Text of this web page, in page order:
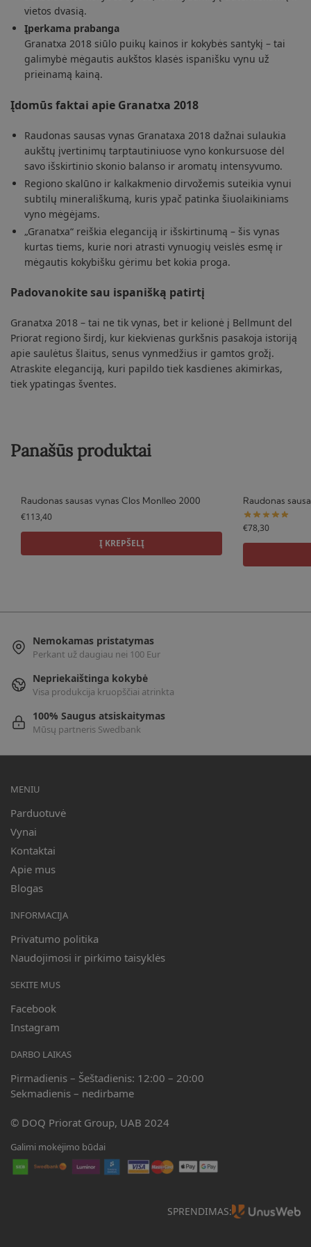
vietos dvasią.
Įperkama prabanga
Granatxa 2018 siūlo puikų kainos ir kokybės santykį – tai
galimybė mėgautis aukštos klasės ispanišku vynu už
prieinamą kainą.
Įdomūs faktai apie Granatxa 2018
Raudonas sausas vynas Granataxa 2018 dažnai sulaukia
aukštų įvertinimų tarptautiniuose vyno konkursuose dėl
savo išskirtinio skonio balanso ir aromatų intensyvumo.
Regiono skalūno ir kalkakmenio dirvožemis suteikia vynui
subtilų minerališkumą, kuris ypač patinka šiuolaikiniams
vyno mėgėjams.
„Granatxa“ reiškia eleganciją ir išskirtinumą – šis vynas
kurtas tiems, kurie nori atrasti vynuogių veislės esmę ir
mėgautis kokybišku gėrimu bet kokia proga.
Padovanokite sau ispanišką patirtį
Granatxa 2018 – tai ne tik vynas, bet ir kelionė į Bellmunt del
Priorat regiono širdį, kur kiekvienas gurkšnis pasakoja istoriją
apie saulėtus šlaitus, senus vynmedžius ir gamtos grožį.
Atraskite eleganciją, kuri papildo tiek kasdienes akimirkas,
tiek ypatingas šventes.
Panašūs produktai
Raudonas sausas vynas Clos Monlleo 2000
€113,40
Į KREPŠELĮ
Raudonas
€78,30
Nemokamas pristatymas
Perkant už daugiau nei 100 Eur
Nepriekaištinga kokybė
Visa produkcija kruopščiai atrinkta
100% Saugus atsiskaitymas
Mūsų partneris Swedbank
MENIU
Parduotuvė
Vynai
Kontaktai
Apie mus
Blogas
INFORMACIJA
Privatumo politika
Naudojimosi ir pirkimo taisyklės
SEKITE MUS
Facebook
Instagram
DARBO LAIKAS
Pirmadienis – Šeštadienis: 12:00 – 20:00
Sekmadienis – nedirbame
© DOQ Priorat Group, UAB 2024
Galimi mokėjimo būdai
SPRENDIMAS: